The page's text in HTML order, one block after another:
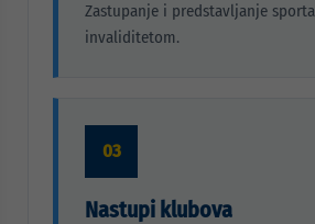
Zastupanje i predstavljanje
invaliditetom.
03
Nastupi klubova